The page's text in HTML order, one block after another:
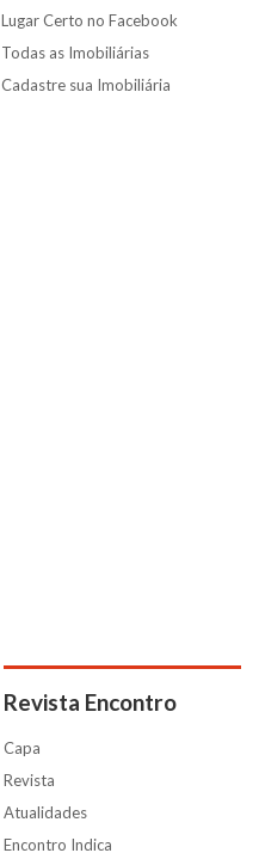
Lugar Certo no Facebook
Todas as Imobiliárias
Cadastre sua Imobiliária
Revista Encontro
Capa
Revista
Atualidades
Encontro Indica